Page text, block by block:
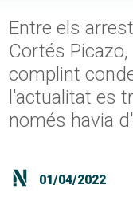
Entre els
Cortés Picazo,
complint
l'actualitat es
només havia
01/04/2022